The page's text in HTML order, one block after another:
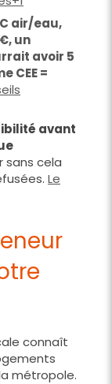
air/eau,
un
avoir 5
CEE =
avant
sans cela
Le
connaît
métropole.